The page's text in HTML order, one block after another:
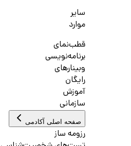
سایر
موارد
قطب‌نمای
برنامه‌نویسی
وبینارهای
رایگان
آموزش
سازمانی
صفحه اصلی آکادمی
رزومه ساز